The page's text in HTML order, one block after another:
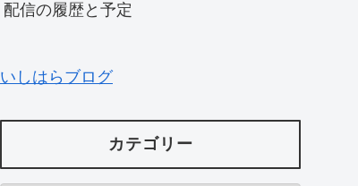
配信の履歴と予定
いしはらブログ
カテゴリー